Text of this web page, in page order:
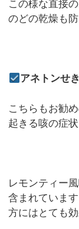
この様な直接
のどの乾燥も
アネトンせ
こちらもお勧
起きる咳の症
レモンティー
含まれていま
方にはとても